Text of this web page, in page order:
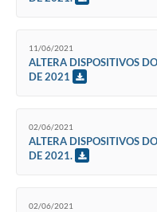
SIC
11/06/2021
ALTERA DISPOSITIVOS
DE 2021
02/06/2021
ALTERA DISPOSITIVOS
DE 2021.
02/06/2021